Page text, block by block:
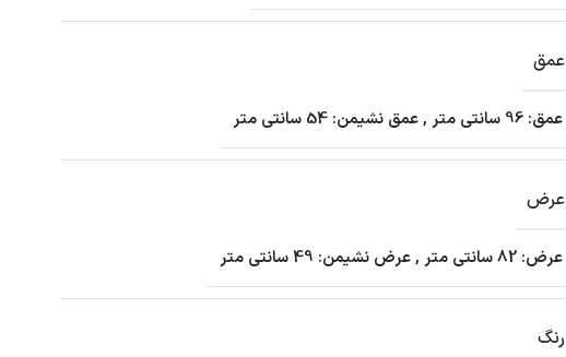
عمق
عمق: 96 سانتی متر ,عمق نشیمن: 54 سانتی متر
عرض
عرض: 82 سانتی متر ,عرض نشیمن: 49 سانتی متر
رنگ